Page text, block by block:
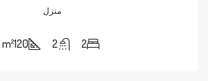
منزل
2
2
120
m²